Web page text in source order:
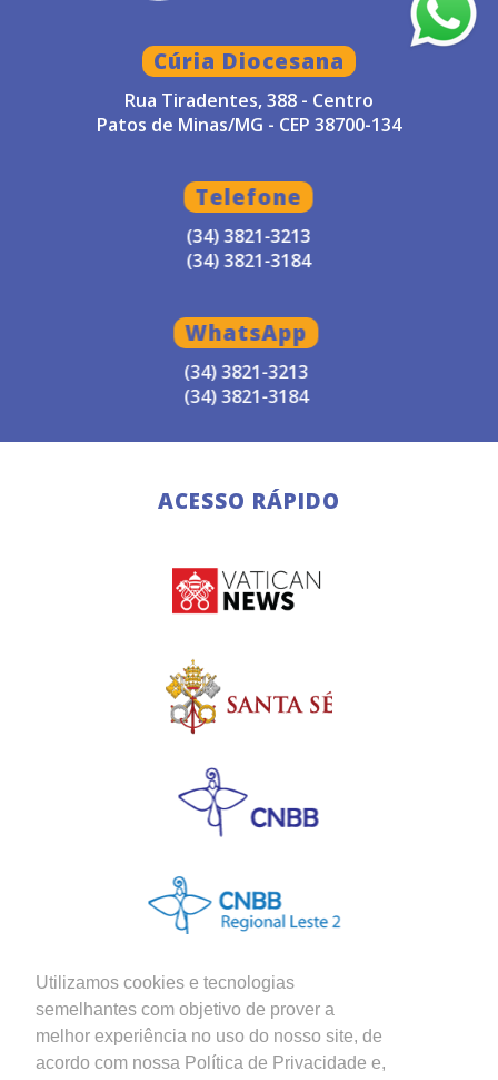
Utilizamos cookies e tecnologias
semelhantes com objetivo de prover a
melhor experiência no uso do nosso site, de
acordo com nossa Política de Privacidade e,
Cúria Diocesana
Rua Tiradentes, 388 - Centro
Patos de Minas/MG - CEP 38700-134
Telefone
(34) 3821-3213
(34) 3821-3184
WhatsApp
(34) 3821-3213
(34) 3821-3184
ACESSO RÁPIDO
Siga nossas Redes Sociais